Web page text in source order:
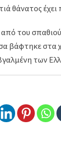
θάνατος έχει
του σπαθιού
βάφτηκε
των